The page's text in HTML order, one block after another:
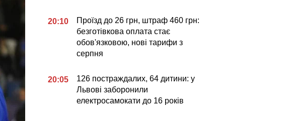
20:10
Проїзд до 26 грн, штраф 460 грн:
безготівкова оплата стає
обов'язковою, нові тарифи з
серпня
20:05
126 постраждалих, 64 дитини: у
Львові заборонили
електросамокати до 16 років